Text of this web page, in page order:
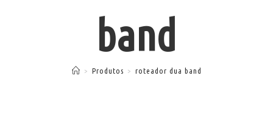
band
> Produtos > roteador dua band